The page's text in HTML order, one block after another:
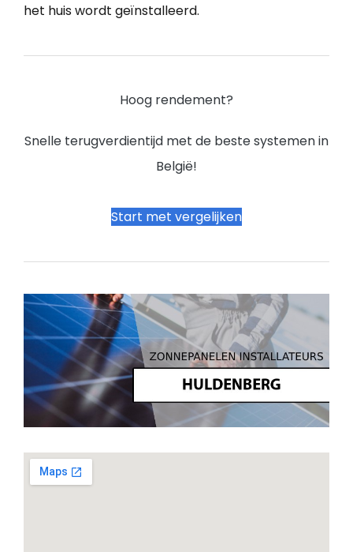
het huis wordt geïnstalleerd.
Hoog rendement?
Snelle terugverdientijd met de beste systemen in
België!
Start met vergelijken